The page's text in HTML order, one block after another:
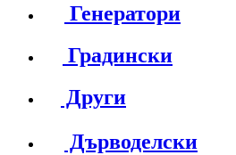
Генератори
Градински
Други
Дърводелски